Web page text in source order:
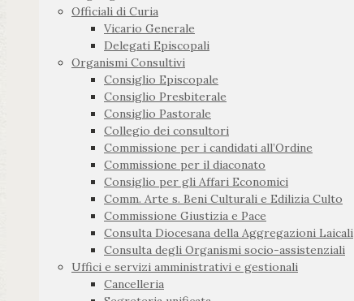
Officiali di Curia
Vicario Generale
Delegati Episcopali
Organismi Consultivi
Consiglio Episcopale
Consiglio Presbiterale
Consiglio Pastorale
Collegio dei consultori
Commissione per i candidati all’Ordine
Commissione per il diaconato
Consiglio per gli Affari Economici
Comm. Arte s. Beni Culturali e Edilizia Culto
Commissione Giustizia e Pace
Consulta Diocesana della Aggregazioni Laicali
Consulta degli Organismi socio-assistenziali
Uffici e servizi amministrativi e gestionali
Cancelleria